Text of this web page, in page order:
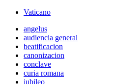
Vaticano
angelus
audiencia general
beatificacion
canonizacion
conclave
curia romana
jubileo